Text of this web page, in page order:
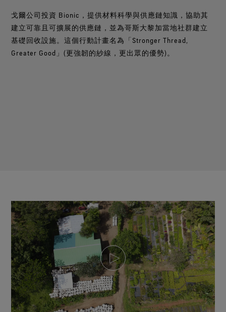
戈爾公司投資 Bionic，提供材料科學與供應鏈知識，協助其
建立可靠且可擴展的供應鏈，並為哥斯大黎加當地社群建立
基礎回收設施。這個行動計畫名為「Stronger Thread,
Greater Good」(更強韌的紗線，更出眾的優勢)。​